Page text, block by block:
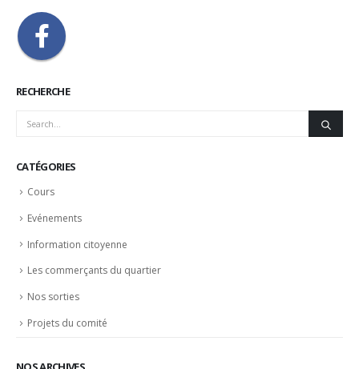
RECHERCHE
CATÉGORIES
Cours
Evénements
Information citoyenne
Les commerçants du quartier
Nos sorties
Projets du comité